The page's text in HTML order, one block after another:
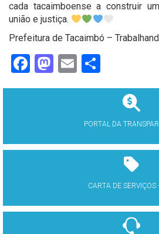
cada tacaimboense a construir
união e justiça.
Prefeitura de Tacaimbó –
Facebook
Mastodon
Email
PORTAL DA
CARTA DE SERVIÇOS